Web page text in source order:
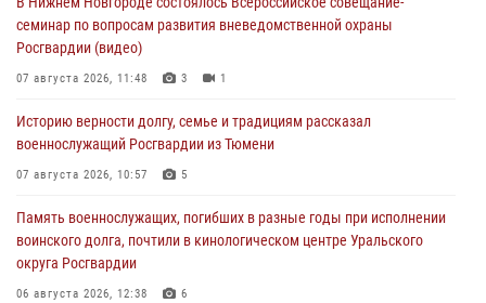
семинар по вопросам развития вневедомственной охраны
Росгвардии (видео)
07 августа 2026, 11:48 3 1
Историю верности долгу, семье и традициям рассказал
военнослужащий Росгвардии из Тюмени
07 августа 2026, 10:57 5
Память военнослужащих, погибших в разные годы при исполнении
воинского долга, почтили в кинологическом центре Уральского
округа Росгвардии
06 августа 2026, 12:38 6